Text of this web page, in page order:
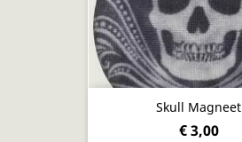
Skull Magneet
€ 3,00